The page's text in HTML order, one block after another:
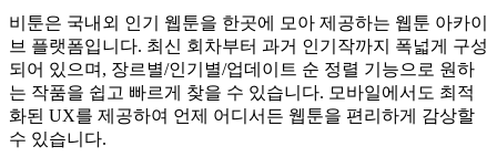
비툰은 국내외 인기 웹툰을 한곳에 모아 제공하는 웹툰 아카이
브 플랫폼입니다. 최신 회차부터 과거 인기작까지 폭넓게 구성
되어 있으며, 장르별/인기별/업데이트 순 정렬 기능으로 원하
는 작품을 쉽고 빠르게 찾을 수 있습니다. 모바일에서도 최적
화된 UX를 제공하여 언제 어디서든 웹툰을 편리하게 감상할
수 있습니다.